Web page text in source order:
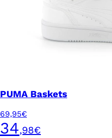
PUMA Baskets
69,95€
34,98€